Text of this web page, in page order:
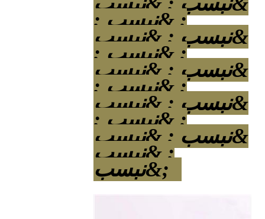
; &نبسب ;
&نبسب ; &نبسب
; &نبسب ;
&نبسب ; &نبسب
; &نبسب ;
&نبسب ; &نبسب
; &نبسب ;
&نبسب ; &نبسب
; &نبسب